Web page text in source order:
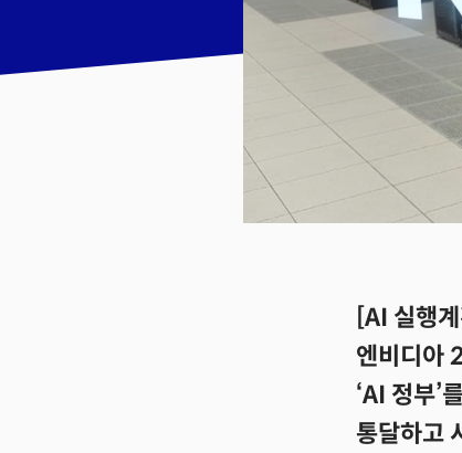
[AI 실행
엔비디아
‘AI 정부’
통달하고